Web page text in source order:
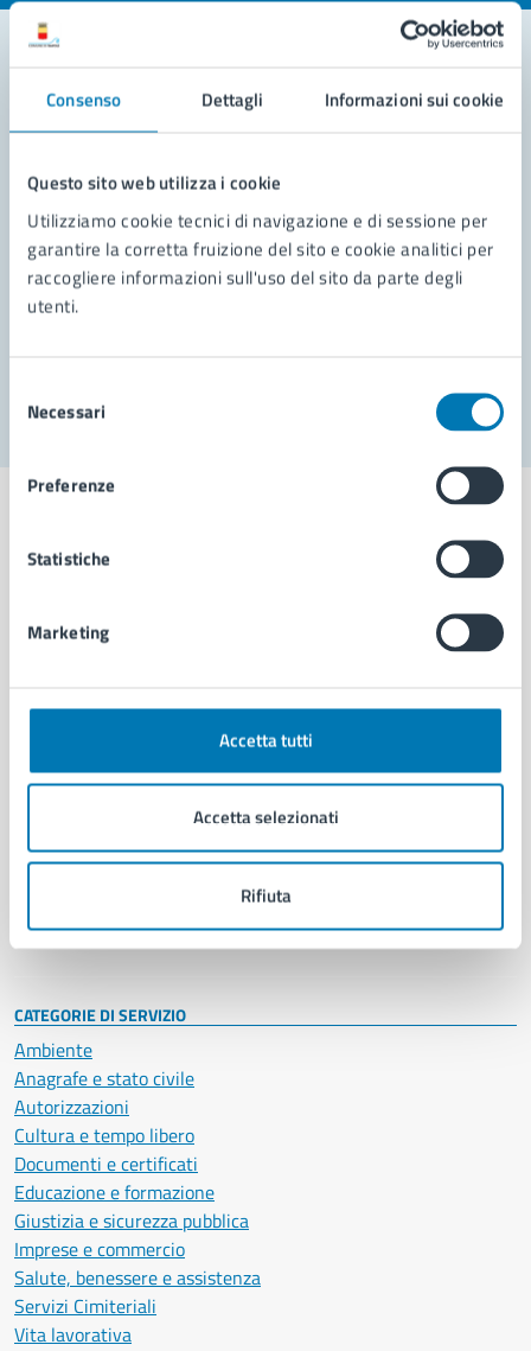
Consenso Dettagli Informazioni sui cookie
Questo sito web utilizza i cookie
Utilizziamo cookie tecnici di navigazione e di sessione per
garantire la corretta fruizione del sito e cookie analitici per
raccogliere informazioni sull'uso del sito da parte degli
utenti.
delNecessari
Preferenze
Statistiche
Marketing
Accetta tutti
Accetta selezionati
Rifiuta
Contatta il comune
Richiedi assistenza
Prenota appuntamento
Problemi in città
Aree amministrative
Uffici
Politici
Intranet, posta aziendale e protocollo
CATEGORIE DI SERVIZIO
Ambiente
Anagrafe e stato civile
Autorizzazioni
Cultura e tempo libero
Documenti e certificati
Educazione e formazione
Giustizia e sicurezza pubblica
Imprese e commercio
Salute, benessere e assistenza
Servizi Cimiteriali
Vita lavorativa